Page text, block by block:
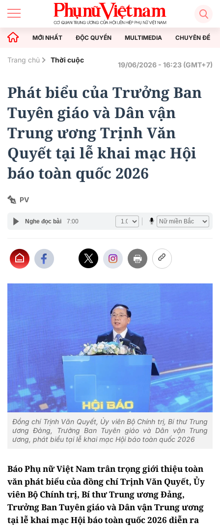
MỚI NHẤT ĐỘC QUYỀN MULTIMEDIA CHUYÊN ĐỀ
Trang chủ Thời cuộc
19/06/2026 - 16:23 (GMT+7)
Phát biểu của Trưởng Ban
Tuyên giáo và Dân vận
Trung ương Trịnh Văn
Quyết tại lễ khai mạc Hội
báo toàn quốc 2026
PV
Nghe đọc bài 7:00
Đồng chí Trịnh Văn Quyết, Ủy viên Bộ Chính trị, Bí thư Trung
ương Đảng, Trưởng Ban Tuyên giáo và Dân vận Trung
ương, phát biểu tại lễ khai mạc Hội báo toàn quốc 2026
Báo Phụ nữ Việt Nam trân trọng giới thiệu toàn
văn phát biểu của đồng chí Trịnh Văn Quyết, Ủy
viên Bộ Chính trị, Bí thư Trung ương Đảng,
Trưởng Ban Tuyên giáo và Dân vận Trung ương
tại lễ khai mạc Hội báo toàn quốc 2026 diễn ra